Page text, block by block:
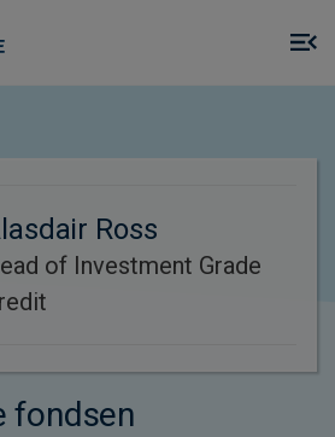
Ross
of Investment Grade
fondsen